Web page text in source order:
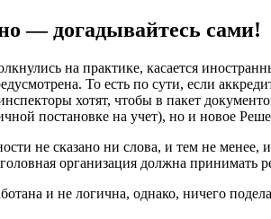
— догадывайтесь сами!
на практике, касается
То есть по сути, если
хотят, чтобы в пакет
постановке на учет), но и новое
не сказано ни слова, и тем не
организация должна принимать
и не логична, однако, ничего